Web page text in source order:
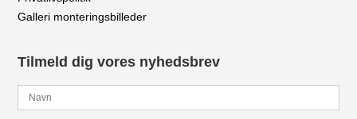
Galleri monteringsbilleder
Tilmeld dig vores nyhedsbrev